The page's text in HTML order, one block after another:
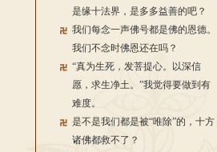
是缘十法界，是多多益善的吧？
我们每念一声佛号都是佛的恩德。
我们不念时佛恩还在吗？
“真为生死，发菩提心。以深信
愿，求生净土。”我觉得要做到有
难度。
是不是我们都是被“唯除”的，十方
诸佛都救不了？